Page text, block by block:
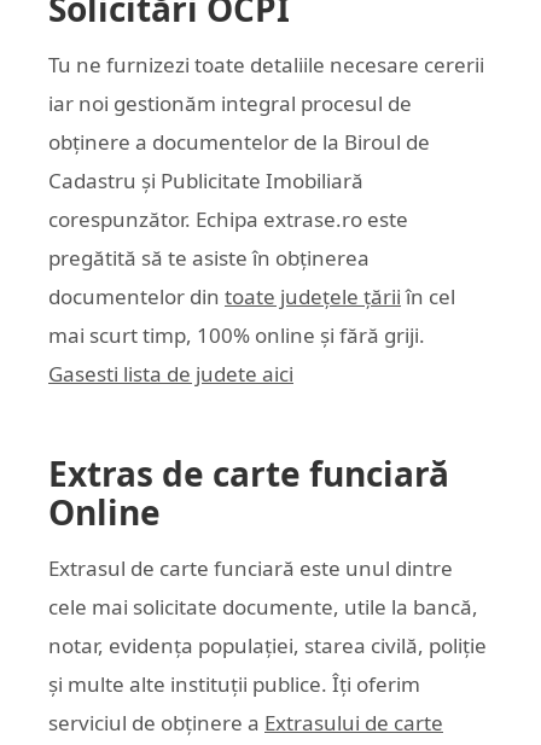
Tu ne furnizezi toate detaliile necesare cererii
iar noi gestionăm integral procesul de
obținere a documentelor de la Biroul de
Cadastru și Publicitate Imobiliară
corespunzător. Echipa extrase.ro este
pregătită să te asiste în obținerea
documentelor din toate județele țării în cel
mai scurt timp, 100% online și fără griji.
Gasesti lista de judete aici
Extras de carte funciară
Online
Extrasul de carte funciară este unul dintre
cele mai solicitate documente, utile la bancă,
notar, evidența populației, starea civilă, poliție
și multe alte instituții publice. Îți oferim
serviciul de obținere a Extrasului de carte